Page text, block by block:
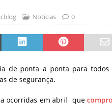
[ 30/07/2026 ]
Notícias 0
de ponta a ponta para
de segurança.
ocorridas em abril que